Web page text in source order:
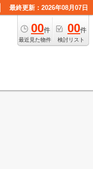
最終更新：2026年08月07日
00件
最近見た物件
00件
検討リスト